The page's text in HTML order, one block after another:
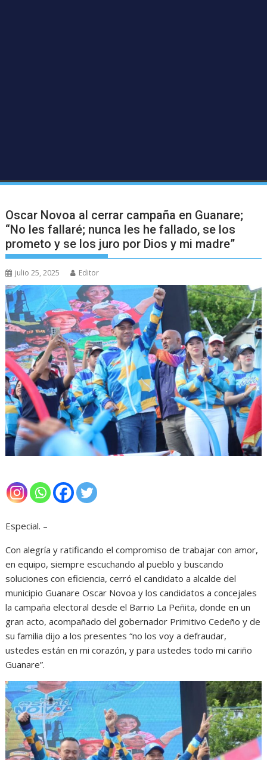
Oscar Novoa al cerrar campaña en Guanare;
“No les fallaré; nunca les he fallado, se los
prometo y se los juro por Dios y mi madre”
julio 25, 2025 Editor
Especial. –
Con alegría y ratificando el compromiso de trabajar con amor,
en equipo, siempre escuchando al pueblo y buscando
soluciones con eficiencia, cerró el candidato a alcalde del
municipio Guanare Oscar Novoa y los candidatos a concejales
la campaña electoral desde el Barrio La Peñita, donde en un
gran acto, acompañado del gobernador Primitivo Cedeño y de
su familia dijo a los presentes “no los voy a defraudar,
ustedes están en mi corazón, y para ustedes todo mi cariño
Guanare”.